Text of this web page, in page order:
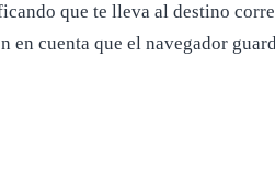
que te lleva al destino
cuenta que el navegador